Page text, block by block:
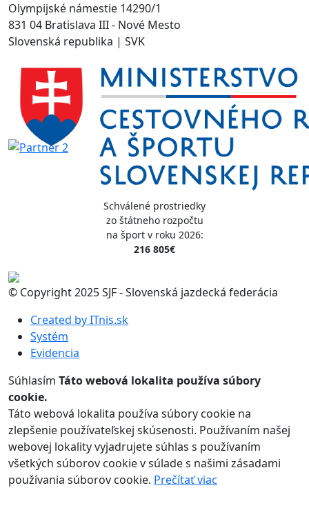
Olympijské námestie 14290/1
831 04 Bratislava III - Nové Mesto
Slovenská republika | SVK
Schválené prostriedky
zo štátneho rozpočtu
na šport v roku 2026:
216 805€
© Copyright 2025 SJF - Slovenská jazdecká federácia
Created by ITnis.sk
Systém
Evidencia
Súhlasím Táto webová lokalita používa súbory
cookie.
Táto webová lokalita používa súbory cookie na
zlepšenie používateľskej skúsenosti. Používaním našej
webovej lokality vyjadrujete súhlas s používaním
všetkých súborov cookie v súlade s našimi zásadami
používania súborov cookie. Prečítať viac